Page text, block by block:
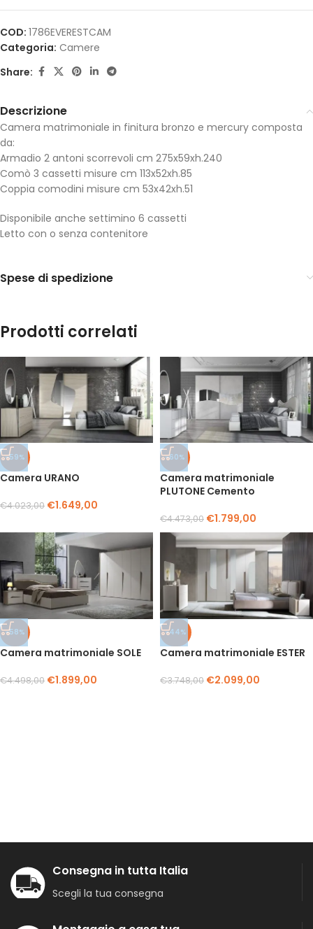
COD: 1786EVERESTCAM
Categoria: Camere
Share:
Descrizione
Camera matrimoniale in finitura bronzo e mercury composta
da:
Armadio 2 antoni scorrevoli cm 275x59xh.240
Comò 3 cassetti misure cm 113x52xh.85
Coppia comodini misure cm 53x42xh.51
Disponibile anche settimino 6 cassetti
Letto con o senza contenitore
Spese di spedizione
Prodotti correlati
-59%
Camera URANO
€4.023,00 €1.649,00
-60%
Camera matrimoniale
PLUTONE Cemento
€4.473,00 €1.799,00
-58%
Camera matrimoniale SOLE
€4.498,00 €1.899,00
-44%
Camera matrimoniale ESTER
€3.748,00 €2.099,00
Consegna in tutta Italia
Scegli la tua consegna